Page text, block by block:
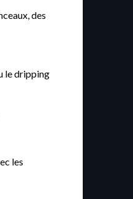
des
le dripping
les